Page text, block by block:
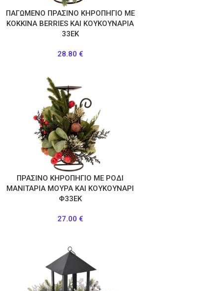
ΠΑΓΩΜΕΝΟ ΠΡΑΣΙΝΟ ΚΗΡΟΠΗΓΙΟ ΜΕ
ΚΟΚΚΙΝΑ BERRIES ΚΑΙ ΚΟΥΚΟΥΝΑΡΙΑ
33ΕΚ
28.80 €
ΠΡΑΣΙΝΟ ΚΗΡΟΠΗΓΙΟ ΜΕ ΡΟΔΙ
ΜΑΝΙΤΑΡΙΑ ΜΟΥΡΑ ΚΑΙ ΚΟΥΚΟΥΝΑΡΙ
Φ33ΕΚ
27.00 €